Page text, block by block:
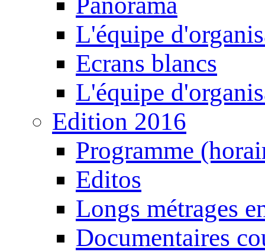
L'équipe
Ecrans blancs
L'équipe
Edition 2016
Programme
Editos
Longs métrages
Documentaires